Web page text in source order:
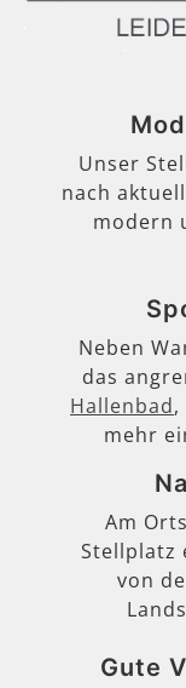
Unser
nach
modern
Neben
das
Hallenbad,
mehr
Am
Stellplatz
von
Gute